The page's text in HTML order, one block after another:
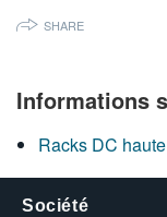
SHARE
Informations
Racks DC
Société